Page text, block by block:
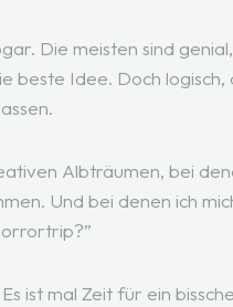
Die meisten sind
Idee. Doch logisch,
Albträumen, bei
Und bei denen ich
ist mal Zeit für ein